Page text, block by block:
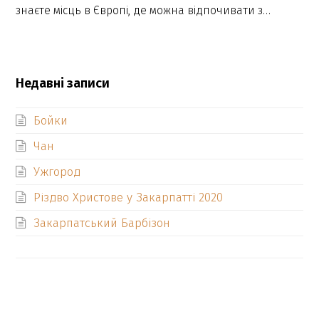
знаєте місць в Європі, де можна відпочивати з…
Недавні записи
Бойки
Чан
Ужгород
Різдво Христове у Закарпатті 2020
Закарпатський Барбізон